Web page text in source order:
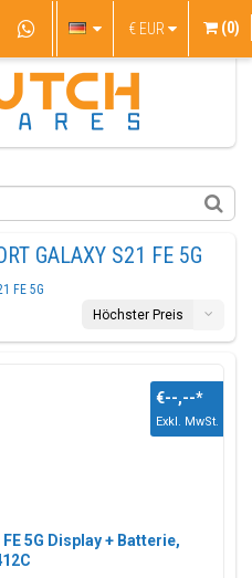
€ EUR (0)
GALAXY S21 FE 5G
FE 5G
Höchster Preis
5G Display + Batterie,
€--,--*
Exkl. MwSt.